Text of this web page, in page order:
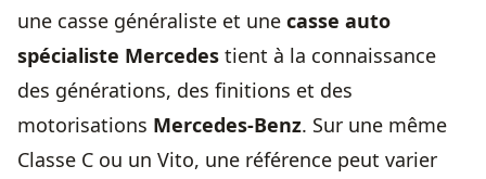
une casse généraliste et une casse auto
spécialiste Mercedes tient à la connaissance
des générations, des finitions et des
motorisations Mercedes-Benz. Sur une même
Classe C ou un Vito, une référence peut varier